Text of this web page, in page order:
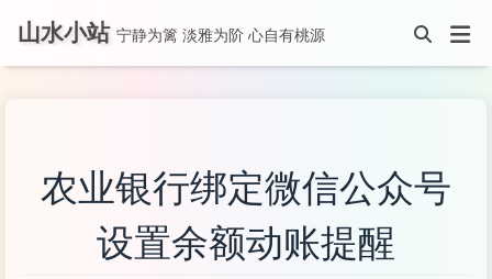
山水小站 宁静为篱 淡雅为阶 心自有桃源
农业银行绑定微信公众号
设置余额动账提醒